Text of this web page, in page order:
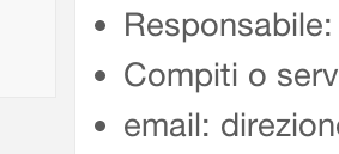
Compiti o
email: